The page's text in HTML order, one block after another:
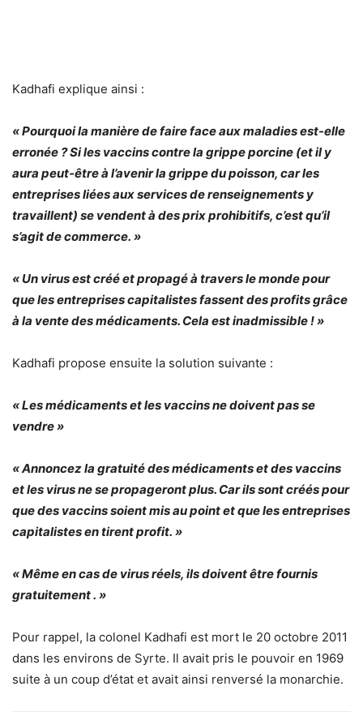
Kadhafi explique ainsi :
« Pourquoi la manière de faire face aux maladies est-elle
erronée ? Si les vaccins contre la grippe porcine (et il y
aura peut-être à l’avenir la grippe du poisson, car les
entreprises liées aux services de renseignements y
travaillent) se vendent à des prix prohibitifs, c’est qu’il
s’agit de commerce. »
« Un virus est créé et propagé à travers le monde pour
que les entreprises capitalistes fassent des profits grâce
à la vente des médicaments. Cela est inadmissible ! »
Kadhafi propose ensuite la solution suivante :
« Les médicaments et les vaccins ne doivent pas se
vendre »
« Annoncez la gratuité des médicaments et des vaccins
et les virus ne se propageront plus. Car ils sont créés pour
que des vaccins soient mis au point et que les entreprises
capitalistes en tirent profit. »
« Même en cas de virus réels, ils doivent être fournis
gratuitement . »
Pour rappel, la colonel Kadhafi est mort le 20 octobre 2011
dans les environs de Syrte. Il avait pris le pouvoir en 1969
suite à un coup d’état et avait ainsi renversé la monarchie.